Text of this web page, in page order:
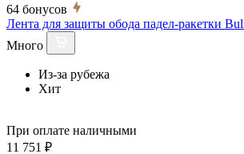
64 бонусов
Лента для защиты обода падел-ракетки
Много
Из-за рубежа
Хит
При оплате наличными
11 751 ₽